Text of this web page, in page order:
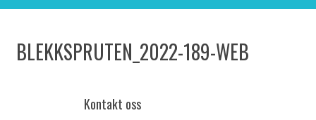
BLEKKSPRUTEN_2022-189-WEB
Kontakt oss